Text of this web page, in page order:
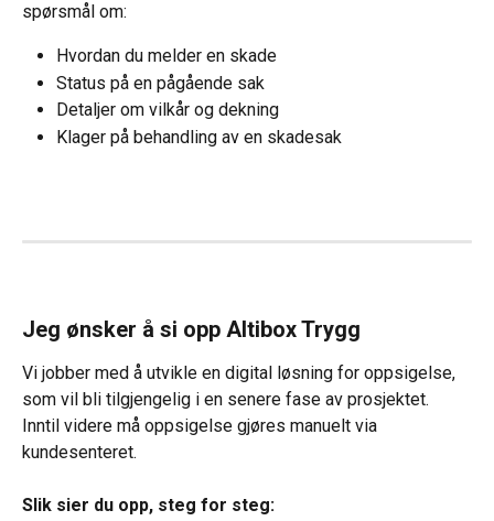
spørsmål om:
Hvordan du melder en skade
Status på en pågående sak
Detaljer om vilkår og dekning
Klager på behandling av en skadesak
Jeg ønsker å si opp Altibox Trygg
Vi jobber med å utvikle en digital løsning for oppsigelse,
som vil bli tilgjengelig i en senere fase av prosjektet.
Inntil videre må oppsigelse gjøres manuelt via
kundesenteret.
Slik sier du opp, steg for steg: